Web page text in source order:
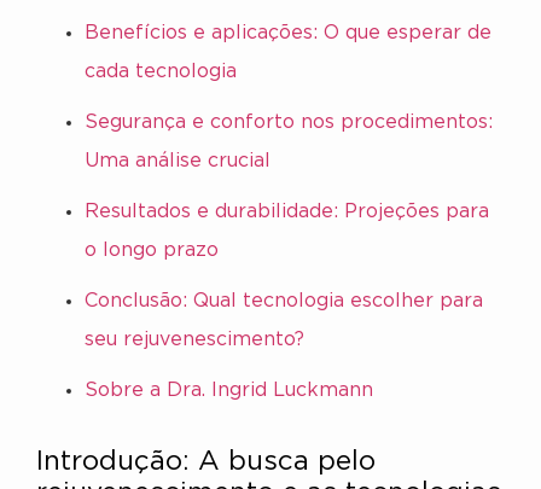
Benefícios e aplicações: O que esperar de
cada tecnologia
Segurança e conforto nos procedimentos:
Uma análise crucial
Resultados e durabilidade: Projeções para
o longo prazo
Conclusão: Qual tecnologia escolher para
seu rejuvenescimento?
Sobre a Dra. Ingrid Luckmann
Introdução: A busca pelo